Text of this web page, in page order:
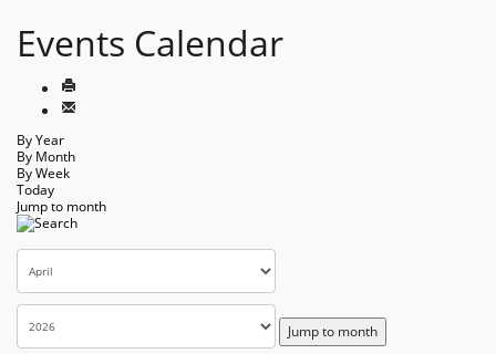
Events Calendar
By Year
By Month
By Week
Today
Jump to month
Jump to month